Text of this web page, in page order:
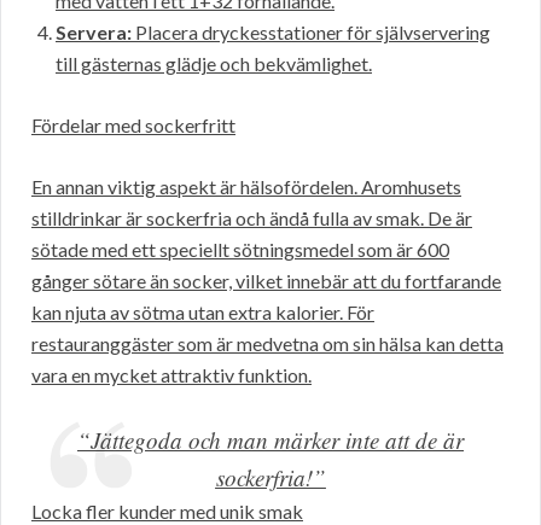
Servera: Placera dryckesstationer för självservering
till gästernas glädje och bekvämlighet.
Fördelar med sockerfritt
En annan viktig aspekt är hälsofördelen. Aromhusets
stilldrinkar är sockerfria och ändå fulla av smak. De är
sötade med ett speciellt sötningsmedel som är 600
gånger sötare än socker, vilket innebär att du fortfarande
kan njuta av sötma utan extra kalorier. För
restauranggäster som är medvetna om sin hälsa kan detta
vara en mycket attraktiv funktion.
“Jättegoda och man märker inte att de är
sockerfria!”
Locka fler kunder med unik smak